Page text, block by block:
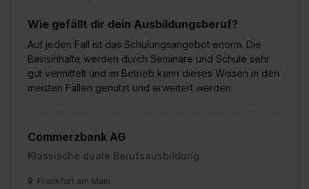
Wie gefällt dir dein Ausbildungsberuf?
Auf jeden Fall ist das Schulungsangebot enorm. Die
Basisinhalte werden durch Seminare und Schule sehr
gut vermittelt und im Betrieb kann dieses Wissen in den
meisten Fällen genutzt und erweitert werden.
Commerzbank AG
Klassische duale Berufsausbildung
Frankfurt am Main